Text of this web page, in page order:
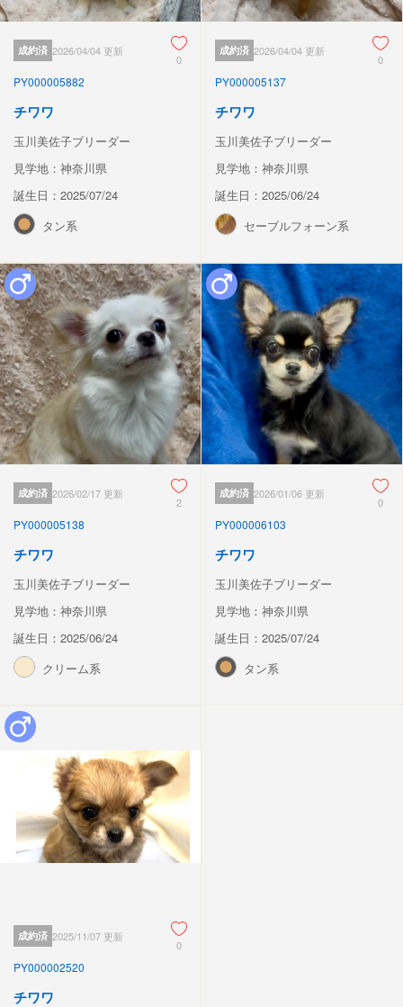
成約済 2026/04/04 更新
0
PY000005882
チワワ
玉川美佐子ブリーダー
見学地：神奈川県
誕生日：2025/07/24
タン系
成約済 2026/04/04 更新
0
PY000005137
チワワ
玉川美佐子ブリーダー
見学地：神奈川県
誕生日：2025/06/24
セーブルフォーン系
成約済 2026/02/17 更新
2
PY000005138
チワワ
玉川美佐子ブリーダー
見学地：神奈川県
誕生日：2025/06/24
クリーム系
成約済 2026/01/06 更新
0
PY000006103
チワワ
玉川美佐子ブリーダー
見学地：神奈川県
誕生日：2025/07/24
タン系
成約済 2025/11/07 更新
0
PY000002520
チワワ